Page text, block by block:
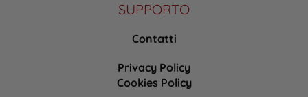
SUPPORTO
Contatti
Privacy Policy
Cookies Policy